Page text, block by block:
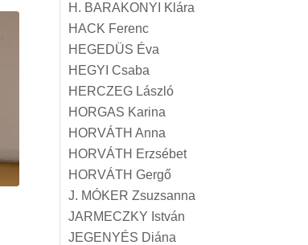
H. BARAKONYI Klára
HACK Ferenc
HEGEDÜS Éva
HEGYI Csaba
HERCZEG László
HORGAS Karina
HORVÁTH Anna
HORVÁTH Erzsébet
HORVÁTH Gergő
J. MÓKER Zsuzsanna
JARMECZKY István
JEGENYÉS Diána